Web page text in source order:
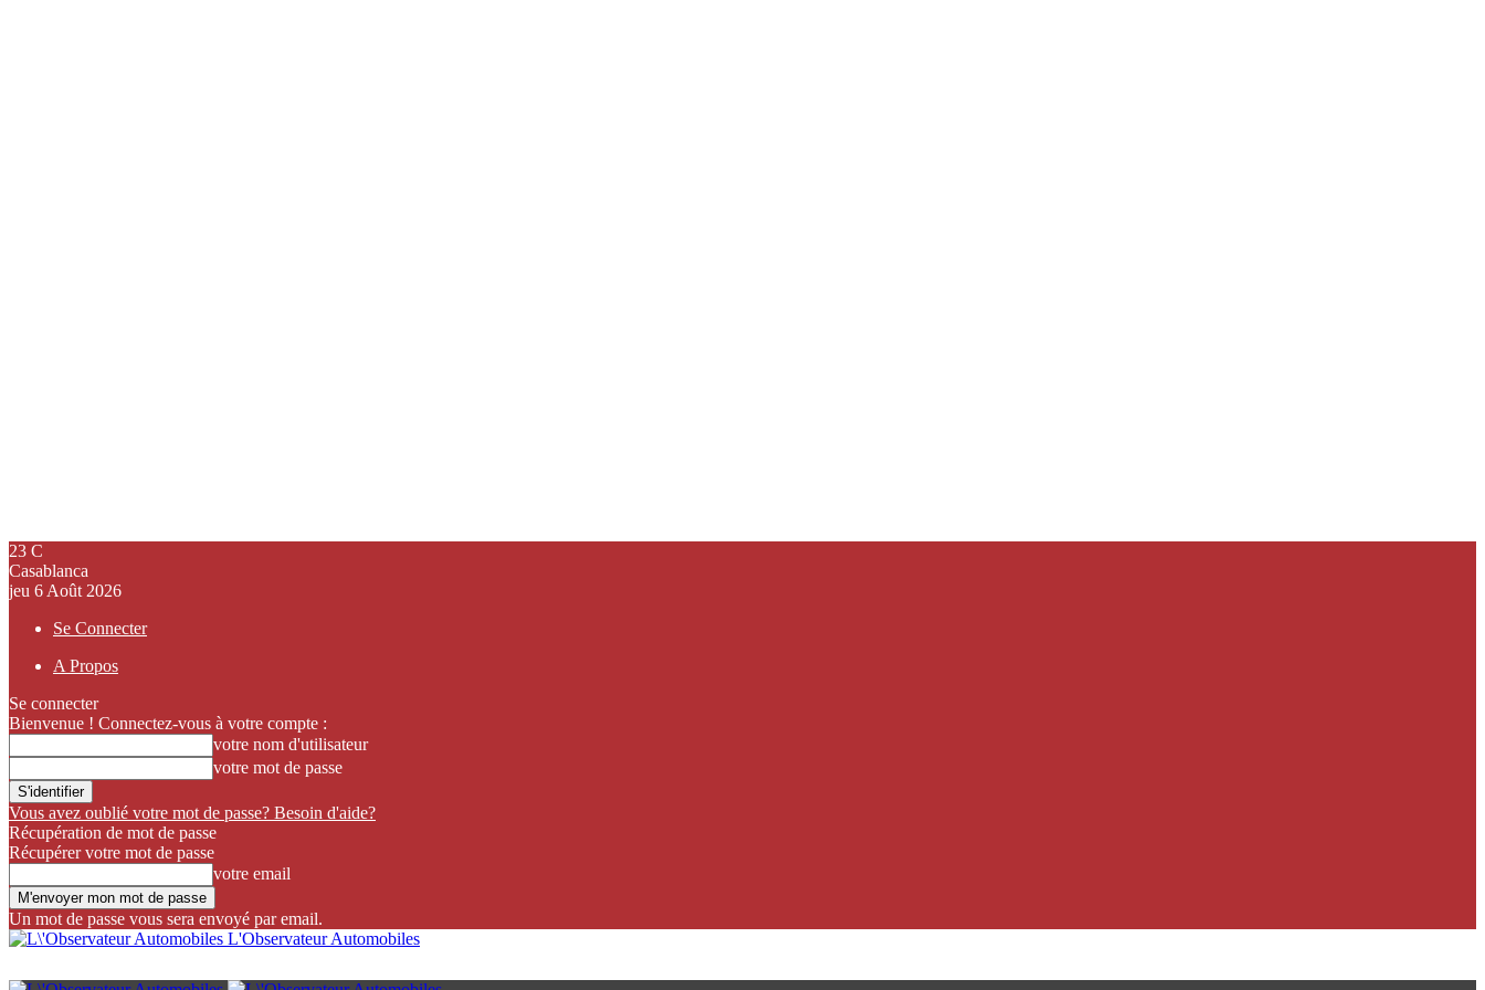
23 C
Casablanca
jeu 6 Août 2026
Se Connecter
A Propos
Se connecter
Bienvenue ! Connectez-vous à votre compte :
votre nom d'utilisateur
votre mot de passe
Vous avez oublié votre mot de passe? Besoin d'aide?
Récupération de mot de passe
Récupérer votre mot de passe
votre email
Un mot de passe vous sera envoyé par email.
L'Observateur Automobiles